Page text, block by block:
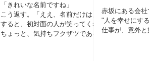
コピー
「きれいな名前ですね」
こう返す。「ええ、名前だけは」
すると、初対面の人が笑ってくれる。
ちょっと、気持ちフクザツであるのだが。
赤坂にある会
"人を幸せにす
仕事が、意外